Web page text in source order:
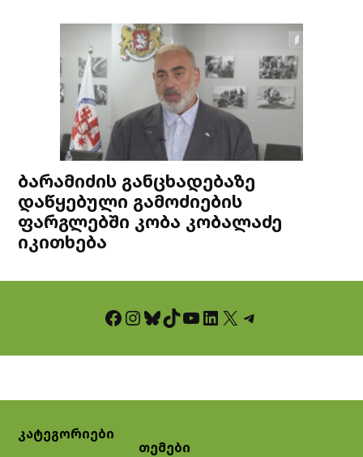
ბარამიძის განცხადებაზე
დაწყებული გამოძიების
ფარგლებში კობა კობალაძე
იკითხება
Facebook InstagramBluesky TikTok YouTube LinkedIn X Telegram
კატეგორიები
თემები